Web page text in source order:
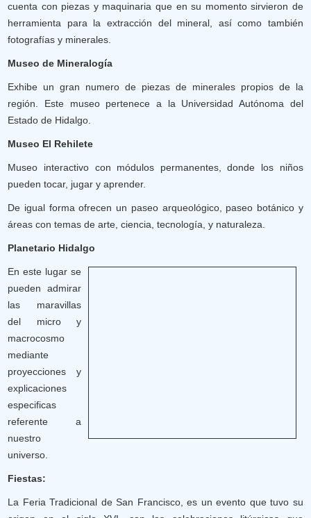
cuenta con piezas y maquinaria que en su momento sirvieron de
herramienta para la extracción del mineral, así como también
fotografías y minerales.
Museo de Mineralogía
Exhibe un gran numero de piezas de minerales propios de la
región. Este museo pertenece a la Universidad Autónoma del
Estado de Hidalgo.
Museo El Rehilete
Museo interactivo con módulos permanentes, donde los niños
pueden tocar, jugar y aprender.
De igual forma ofrecen un paseo arqueológico, paseo botánico y
áreas con temas de arte, ciencia, tecnología, y naturaleza.
Planetario Hidalgo
En este lugar se
pueden admirar
las maravillas
del micro y
macrocosmo
mediante
proyecciones y
explicaciones
especificas
referente a
nuestro
universo.
Fiestas:
La Feria Tradicional de San Francisco, es un evento que tuvo su